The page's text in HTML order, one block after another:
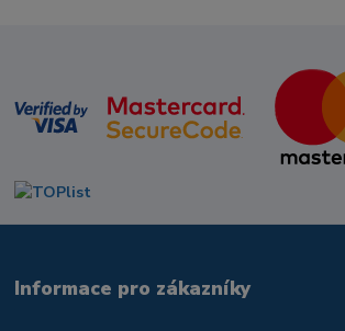
Informace pro zákazníky